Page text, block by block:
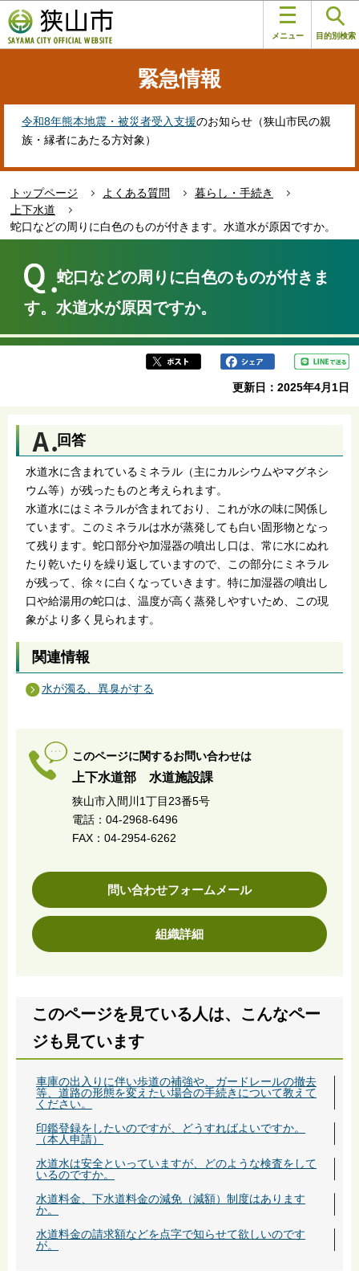
の
ペ
す
メニュー 目的別検索
緊急情報
令和8年熊本地震・被災者受入支援のお知らせ（狭山市民の親
族・縁者にあたる方対象）
トップページ よくある質問
暮らし・手続き
上下水道
蛇口などの周りに白色のものが付きます。水道水が原因ですか。
ら
蛇口などの周りに白色のものが付きま
す。水道水が原因ですか。
更新日：2025年4月1日
回答
水道水に含まれているミネラル（主にカルシウムやマグネシ
ウム等）が残ったものと考えられます。
水道水にはミネラルが含まれており、これが水の味に関係し
ています。このミネラルは水が蒸発しても白い固形物となっ
て残ります。蛇口部分や加湿器の噴出し口は、常に水にぬれ
たり乾いたりを繰り返していますので、この部分にミネラル
が残って、徐々に白くなっていきます。特に加湿器の噴出し
口や給湯用の蛇口は、温度が高く蒸発しやすいため、この現
象がより多く見られます。
関連情報
水が濁る、異臭がする
このページに関するお問い合わせは
上下水道部 水道施設課
狭山市入間川1丁目23番5号
電話：04-2968-6496
FAX：04-2954-6262
問い合わせフォームメール
組織詳細
このページを見ている人は、こんなペー
ジも見ています
車庫の出入りに伴い歩道の補強や、ガードレールの撤去
等、道路の形態を変えたい場合の手続きについて教えて
ください。
印鑑登録をしたいのですが、どうすればよいですか。
（本人申請）
水道水は安全といっていますが、どのような検査をして
いるのですか。
水道料金、下水道料金の減免（減額）制度はあります
か。
水道料金の請求額などを点字で知らせて欲しいのです
が。